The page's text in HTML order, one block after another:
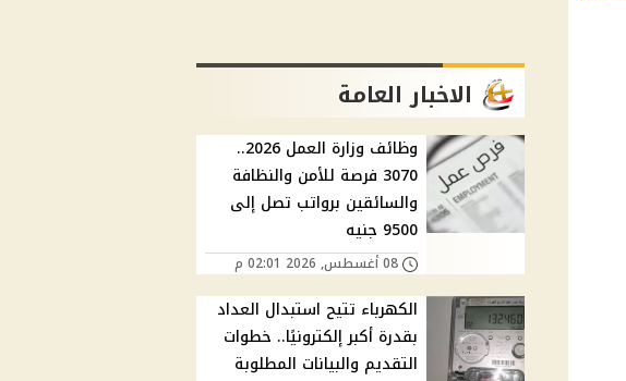
الاخبار العامة
وظائف وزارة العمل 2026..
3070 فرصة للأمن والنظافة
والسائقين برواتب تصل إلى
9500 جنيه
08 أغسطس, 2026 02:01 م
الكهرباء تتيح استبدال العداد
بقدرة أكبر إلكترونيًا.. خطوات
التقديم والبيانات المطلوبة